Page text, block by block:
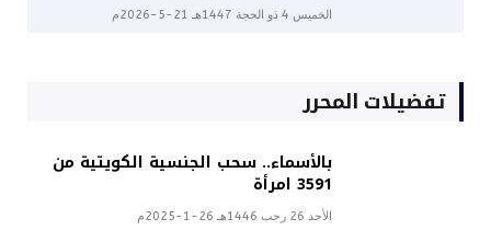
الخميس 4 ذو الحجة 1447هـ 21-5-2026م
تفضيلات المحرر
بالأسماء.. سحب الجنسية الكويتية من
3591 امرأة
الأحد 26 رجب 1446هـ 26-1-2025م